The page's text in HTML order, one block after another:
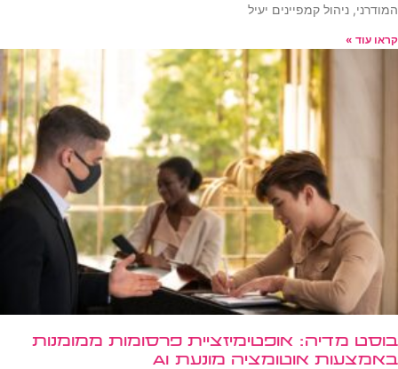
המודרני, ניהול קמפיינים יעיל
קראו עוד »
בוסט מדיה: אופטימיזציית פרסומות ממומנות
באמצעות אוטומציה מונעת AI